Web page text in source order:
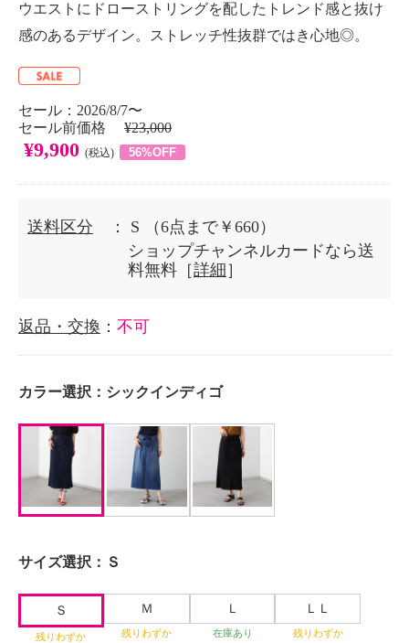
ウエストにドローストリングを配したトレンド感と抜け
感のあるデザイン。ストレッチ性抜群ではき心地◎。
セール：2026/8/7〜
セール前価格 ¥23,000
¥9,900 (税込) 56%OFF
送料区分 ： S
（6点まで￥660）
ショップチャンネルカードなら送
料無料［詳細 ］
返品・交換 ： 不可
カラー選択： シックインディゴ
サイズ選択： Ｓ
Ｓ
残りわずか
Ｍ
残りわずか
Ｌ
在庫あり
ＬＬ
残りわずか